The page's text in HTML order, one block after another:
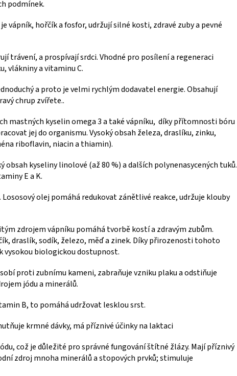
podmínek.
vápník, hořčík a fosfor, udržují silné kosti, zdravé zuby a pevné
trávení, a prospívají srdci. Vhodné pro posílení a regeneraci
vlákniny a vitaminu C.
a proto je velmi rychlým dodavatel energie. Obsahují
chrup zvířete..
mastných kyselin omega 3 a také vápníku, díky přítomnosti bóru
jej do organismu. Vysoký obsah železa, draslíku, zinku,
riboflavin, niacin a thiamin).
obsah kyseliny linolové (až 80 %) a dalších polynenasycených tuků.
E a K.
olej pomáhá redukovat zánětlivé reakce, udržuje klouby
zdrojem vápníku pomáhá tvorbě kostí a zdravým zubům.
draslík, sodík, železo, měď a zinek. Díky přirozenosti tohoto
vysokou biologickou dostupnost.
proti zubnímu kameni, zabraňuje vzniku plaku a odstiňuje
jódu a minerálů.
B, to pomáhá udržovat lesklou srst.
krmné dávky, má příznivé účinky na laktaci
což je důležité pro správné fungování štítné žlázy. Mají příznivý
zdroj mnoha minerálů a stopových prvků; stimuluje